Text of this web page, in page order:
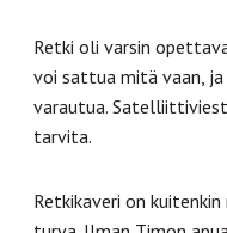
Retki oli varsin
voi sattua mitä vaan, ja
varautua.
tarvita.
Retkikaveri on